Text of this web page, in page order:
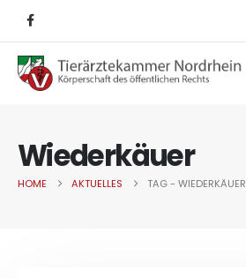
Wiederkäuer
HOME AKTUELLES TAG - WIEDERKÄUER